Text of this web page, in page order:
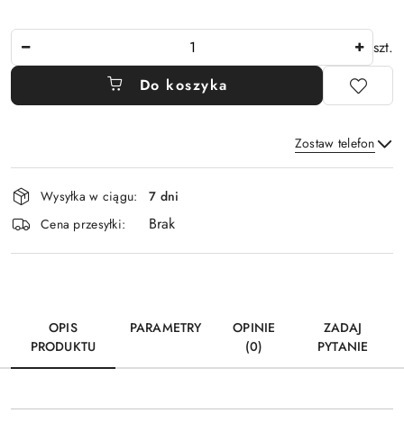
szt.
Do koszyka
Zostaw telefon
Dostępność
i
dostawa
Wysyłka w ciągu:
7 dni
Cena przesyłki:
Brak
OPIS
PRODUKTU
PARAMETRY
OPINIE
(0)
ZADAJ
PYTANIE